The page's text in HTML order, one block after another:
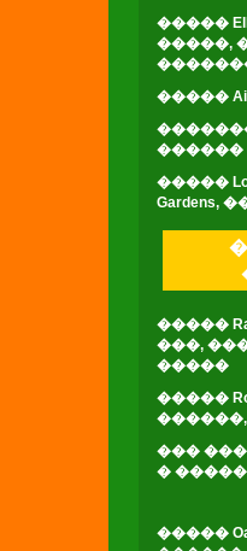
�����
�����,
�����
������
�����
�����
���,
�����
�����
���
�
�����